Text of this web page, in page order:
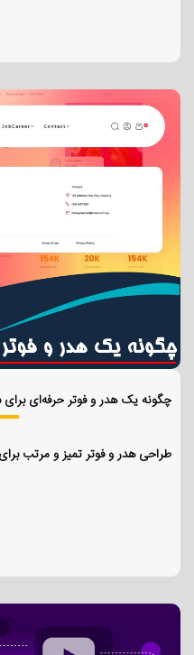
چگونه یک هدر و فوتر حرفه‌ای
طراحی هدر و فوتر تمیز و مرتب